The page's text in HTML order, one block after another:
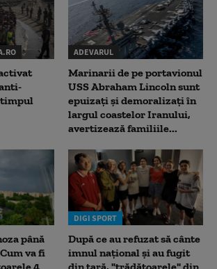
ADEVARUL
Marinarii de pe portavionul
USS Abraham Lincoln sunt
epuizați și demoralizați în
largul coastelor Iranului,
avertizează familiile...
până
va fi
DIGI SPORT
După ce au refuzat să cânte
imnul naţional şi au fugit